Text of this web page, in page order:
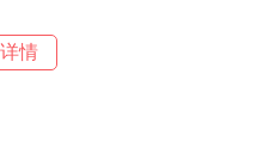
详情